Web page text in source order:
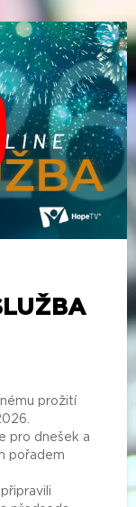
prožití
pro dnešek a
pořadem